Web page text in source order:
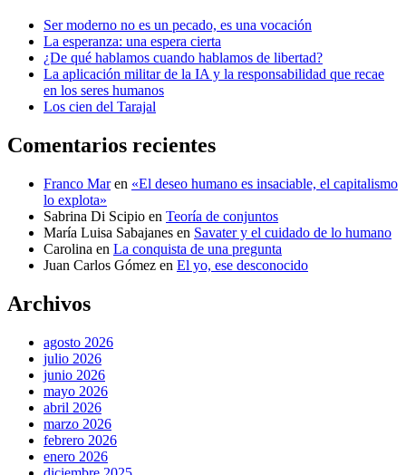
Ser moderno no es un pecado, es una vocación
La esperanza: una espera cierta
¿De qué hablamos cuando hablamos de libertad?
La aplicación militar de la IA y la responsabilidad que recae
en los seres humanos
Los cien del Tarajal
Comentarios recientes
Franco Maren «El deseo humano es insaciable, el capitalismo
lo explota»
Sabrina Di Scipio en Teoría de conjuntos
María Luisa Sabajanes en Savater y el cuidado de lo humano
Carolina en La conquista de una pregunta
Juan Carlos Gómez en El yo, ese desconocido
Archivos
agosto 2026
julio 2026
junio 2026
mayo 2026
abril 2026
marzo 2026
febrero 2026
enero 2026